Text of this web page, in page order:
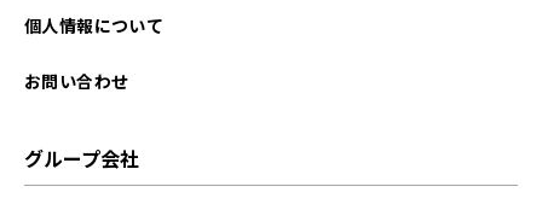
個人情報について
お問い合わせ
グループ会社